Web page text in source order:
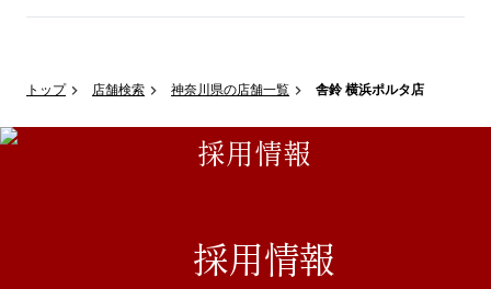
トップ 店舗検索 神奈川県の店舗一覧 舎鈴 横浜ポルタ店
採用情報